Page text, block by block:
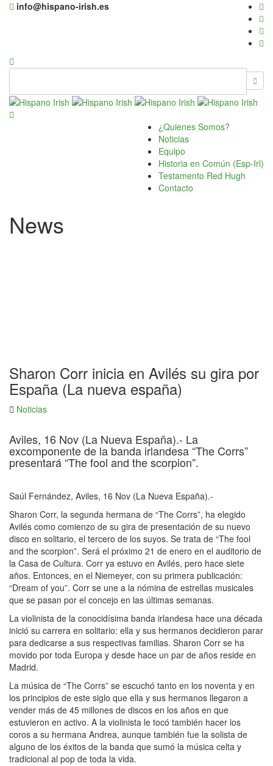
info@hispano-irish.es
¿Quienes Somos?
Noticias
Equipo
Historia en Común (Esp-Irl)
Testamento Red Hugh
Contacto
News
Sharon Corr inicia en Avilés su gira por
España (La nueva españa)
Noticias
Aviles, 16 Nov (La Nueva España).- La
excomponente de la banda irlandesa “The Corrs”
presentará “The fool and the scorpion”.
Saúl Fernández, Aviles, 16 Nov (La Nueva España).-
Sharon Corr, la segunda hermana de “The Corrs”, ha elegido
Avilés como comienzo de su gira de presentación de su nuevo
disco en solitario, el tercero de los suyos. Se trata de “The fool
and the scorpion”. Será el próximo 21 de enero en el auditorio de
la Casa de Cultura. Corr ya estuvo en Avilés, pero hace siete
años. Entonces, en el Niemeyer, con su primera publicación:
“Dream of you”. Corr se une a la nómina de estrellas musicales
que se pasan por el concejo en las últimas semanas.
La violinista de la conocidísima banda irlandesa hace una década
inició su carrera en solitario: ella y sus hermanos decidieron parar
para dedicarse a sus respectivas familias. Sharon Corr se ha
movido por toda Europa y desde hace un par de años reside en
Madrid.
La música de “The Corrs” se escuchó tanto en los noventa y en
los principios de este siglo que ella y sus hermanos llegaron a
vender más de 45 millones de discos en los años en que
estuvieron en activo. A la violinista le tocó también hacer los
coros a su hermana Andrea, aunque también fue la solista de
alguno de los éxitos de la banda que sumó la música celta y
tradicional al pop de toda la vida.